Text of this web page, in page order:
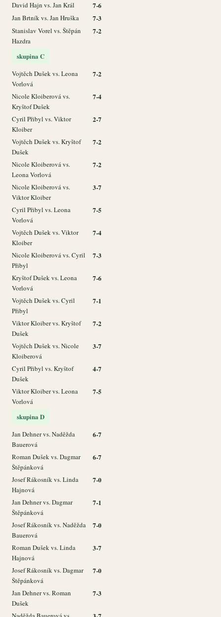
David Hajn vs. Jan Král 7-6
Jan Brtník vs. Jan Hruška 7-3
Stanislav Vorel vs. Štěpán
Hazdra
7-2
skupina C
Vojtěch Dušek vs. Leona
Vorlová
7-2
Nicole Kloiberová vs.
Kryštof Dušek
7-4
Cyril Přibyl vs. Viktor
Kloiber
2-7
Vojtěch Dušek vs. Kryštof
Dušek
7-2
Nicole Kloiberová vs.
Leona Vorlová
7-2
Nicole Kloiberová vs.
Viktor Kloiber
3-7
Cyril Přibyl vs. Leona
Vorlová
7-5
Vojtěch Dušek vs. Viktor
Kloiber
7-4
Nicole Kloiberová vs. Cyril
Přibyl
7-3
Kryštof Dušek vs. Leona
Vorlová
7-6
Vojtěch Dušek vs. Cyril
Přibyl
7-1
Viktor Kloiber vs. Kryštof
Dušek
7-2
Vojtěch Dušek vs. Nicole
Kloiberová
3-7
Cyril Přibyl vs. Kryštof
Dušek
4-7
Viktor Kloiber vs. Leona
Vorlová
7-5
skupina D
Jan Dehner vs. Naděžda
Bauerová
6-7
Roman Dušek vs. Dagmar
Štěpánková
6-7
Josef Rákosník vs. Linda
Hajnová
7-0
Jan Dehner vs. Dagmar
Štěpánková
7-1
Josef Rákosník vs. Naděžda
Bauerová
7-0
Roman Dušek vs. Linda
Hajnová
3-7
Josef Rákosník vs. Dagmar
Štěpánková
7-0
Jan Dehner vs. Roman
Dušek
7-3